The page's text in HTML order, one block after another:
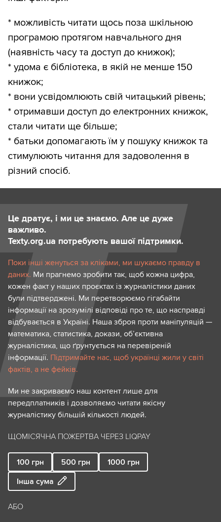
* можливість читати щось поза шкільною
програмою протягом навчального дня
(наявність часу та доступ до книжок);
* удома є бібліотека, в якій не менше 150
книжок;
* вони усвідомлюють свій читацький рівень;
* отримавши доступ до електронних книжок,
стали читати ще більше;
* батьки допомагають їм у пошуку книжок та
стимулюють читання для задоволення в
різний спосіб.
Це дратує, і ми це знаємо. Але це дуже
важливо.
Texty.org.ua потребують вашої підтримки.
Поки інші женуться за кліками, ми шукаємо правду в
даних. Ми прагнемо зробити так, щоб кожна цифра,
кожен факт у наших проєктах із журналістики даних
були підтверджені. Ми перетворюємо гігабайти
інформації на зрозумілі відповіді про те, що насправді
відбувається в Україні. Наша зброя проти маніпуляцій —
математика, статистика, докази, об’єктивна
журналістика, що ґрунтується на перевіреній
інформації. Підтримайте нас, щоб українці жили у світі
фактів, а не фейків.
Ми не закриваємо наш контент лише для
передплатників і дозволяємо читати якісну
журналістику більшій кількості людей.
ЩОМІСЯЧНА ПОЖЕРТВА ЧЕРЕЗ LIQPAY
100 грн 500 грн 1000 грн
Інша сума
АБО